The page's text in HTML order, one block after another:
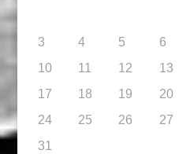
3
4 5 6
10
11 12 13
17
18 19 20
24
25 26 27
31